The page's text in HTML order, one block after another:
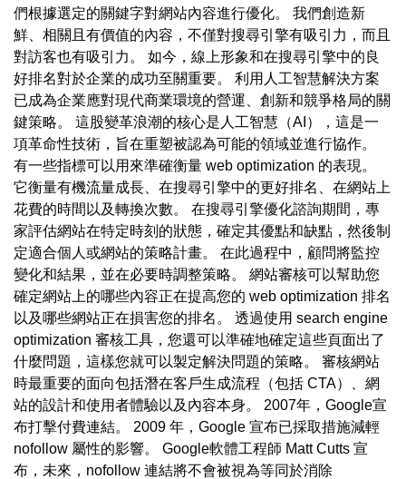
們根據選定的關鍵字對網站內容進行優化。 我們創造新
鮮、相關且有價值的內容，不僅對搜尋引擎有吸引力，而且
對訪客也有吸引力。 如今，線上形象和在搜尋引擎中的良
好排名對於企業的成功至關重要。 利用人工智慧解決方案
已成為企業應對現代商業環境的營運、創新和競爭格局的關
鍵策略。 這股變革浪潮的核心是人工智慧（AI），這是一
項革命性技術，旨在重塑被認為可能的領域並進行協作。
有一些指標可以用來準確衡量 web optimization 的表現。
它衡量有機流量成長、在搜尋引擎中的更好排名、在網站上
花費的時間以及轉換次數。 在搜尋引擎優化諮詢期間，專
家評估網站在特定時刻的狀態，確定其優點和缺點，然後制
定適合個人或網站的策略計畫。 在此過程中，顧問將監控
變化和結果，並在必要時調整策略。 網站審核可以幫助您
確定網站上的哪些內容正在提高您的 web optimization 排名
以及哪些網站正在損害您的排名。 透過使用 search engine
optimization 審核工具，您還可以準確地確定這些頁面出了
什麼問題，這樣您就可以製定解決問題的策略。 審核網站
時最重要的面向包括潛在客戶生成流程（包括 CTA）、網
站的設計和使用者體驗以及內容本身。 2007年，Google宣
布打擊付費連結。 2009 年，Google 宣布已採取措施減輕
nofollow 屬性的影響。 Google軟體工程師 Matt Cutts 宣
布，未來，nofollow 連結將不會被視為等同於消除